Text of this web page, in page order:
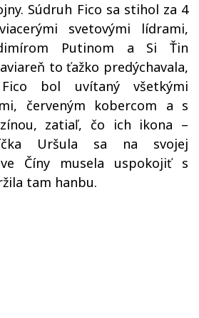
Súdruh Fico sa stihol za 4
svetovými lídrami,
Putinom a Si Ťin
to ťažko predýchavala,
bol uvítaný všetkými
červeným kobercom a s
zatiaľ, čo ich ikona –
Uršula sa na svojej
Číny musela uspokojiť s
tam hanbu.